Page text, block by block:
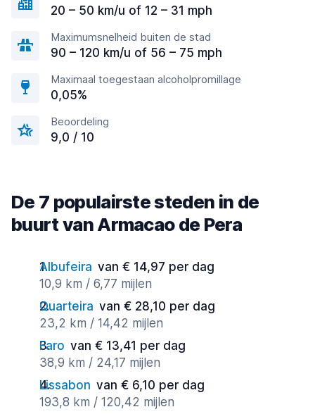
20 – 50 km/u of 12 – 31 mph
Maximumsnelheid buiten de stad
90 – 120 km/u of 56 – 75 mph
Maximaal toegestaan alcoholpromillage
0,05%
Beoordeling
9,0 / 10
De 7 populairste steden in de
buurt van Armacao de Pera
Albufeira van € 14,97 per dag
10,9 km / 6,77 mijlen
Quarteira van € 28,10 per dag
23,2 km / 14,42 mijlen
Faro van € 13,41 per dag
38,9 km / 24,17 mijlen
Lissabon van € 6,10 per dag
193,8 km / 120,42 mijlen